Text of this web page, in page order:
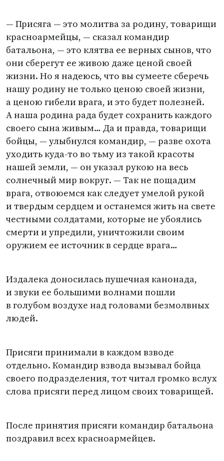
— Присяга — это молитва за родину, товарищи
красноармейцы, — сказал командир
батальона, — это клятва ее верных сынов, что
они сберегут ее живою даже ценой своей
жизни. Но я надеюсь, что вы сумеете сберечь
нашу родину не только ценою своей жизни,
а ценою гибели врага, и это будет полезней.
А наша родина рада будет сохранить каждого
своего сына живым… Да и правда, товарищи
бойцы, — улыбнулся командир, — разве охота
уходить куда-то во тьму из такой красоты
нашей земли, — он указал рукою на весь
солнечный мир вокруг. — Так не пощадим
врага, отвоюемся как следует умелой рукой
и твердым сердцем и останемся жить на свете
честными солдатами, которые не убоялись
смерти и упредили, уничтожили своим
оружием ее источник в сердце врага…
Издалека доносилась пушечная канонада,
и звуки ее большими волнами пошли
в голубом воздухе над головами безмолвных
людей.
Присяги принимали в каждом взводе
отдельно. Командир взвода вызывал бойца
своего подразделения, тот читал громко вслух
слова присяги перед лицом своих товарищей.
После принятия присяги командир батальона
поздравил всех красноармейцев.